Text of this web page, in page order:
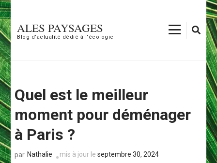
Aller
au
contenu
(Pressez
Entrée)
ALES PAYSAGES
Blog d'actualité dédié à l'écologie
Quel est le meilleur
moment pour déménager
à Paris ?
par Nathalie mis à jour leseptembre 30, 2024